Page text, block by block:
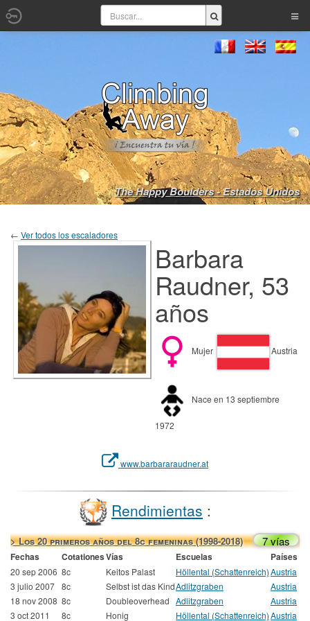
The Happy Boulders - Estados Unidos
← Ver todos los escaladores
Barbara
Raudner, 53
años
Mujer Austria
Nace en 13 septiembre
1972
www.barbararaudner.at
Rendimientas :
> Los 20 primeros años del 8c femeninas (1998-2018) 7 vías
Fechas CotationesVías Escuelas Países
20 sep 2006 8c Keitos Palast Höllental (Schattenreich)Austria
3 julio 2007 8c Selbst ist das KindAdlitzgraben
Austria
18 nov 2008 8c Doubleoverhead Adlitzgraben
Austria
3 oct 2011
8c Honig Höllental (Schattenreich)Austria